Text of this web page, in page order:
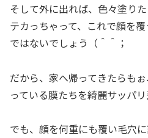
そして外に出れば、色々塗り
テカっちゃって、これで顔を
ではないでしょう（＾＾；
だから、家へ帰ってきたらも
っている膜たちを綺麗サッパリ
でも、顔を何重にも覆い毛穴